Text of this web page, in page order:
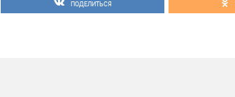
ПОДЕЛИТЬСЯ